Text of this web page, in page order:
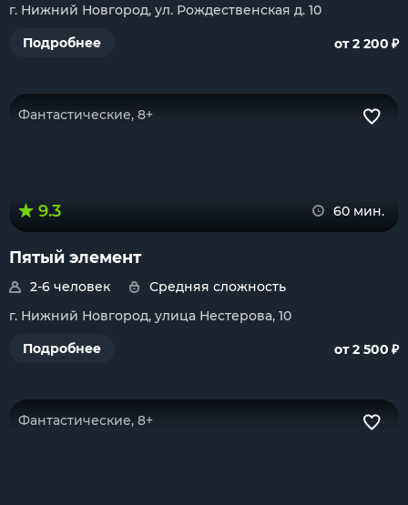
г. Нижний Новгород, ул. Рождественская д. 10
Подробнее
от 2 200 ₽
Фантастические, 8+
9.3 60 мин.
Пятый элемент
2-6 человек
Средняя сложность
г. Нижний Новгород, улица Нестерова, 10
Подробнее
от 2 500 ₽
Фантастические, 8+